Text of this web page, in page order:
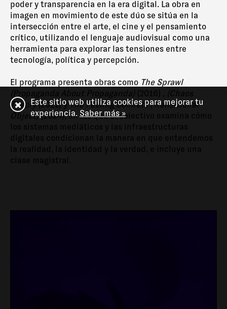
poder y transparencia en la era digital. La obra en
imagen en movimiento de este dúo se sitúa en la
intersección entre el arte, el cine y el pensamiento
crítico, utilizando el lenguaje audiovisual como una
herramienta para explorar las tensiones entre
tecnología, política y percepción.
El programa presenta obras como The Sprawl
(Propaganda About Propaganda) (2016) , (Chaos
Theory(2021) yThe Feeling Sonnets (Transitional
Object)(2024), en las que el colectivo examina cómo
los sistemas mediáticos y las infraestructuras
digitales condicionan la manera en que entendemos
la realidad, la identidad y la verdad, e incluye una
clase magistral.
Este sitio web utiliza cookies para mejorar tu
experiencia. Saber más »